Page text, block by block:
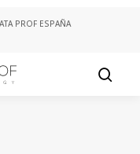
PROF ESPAÑA